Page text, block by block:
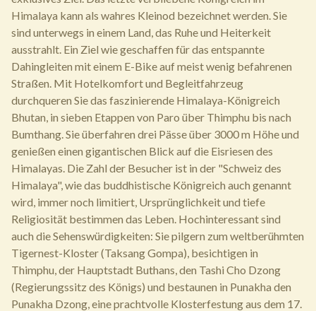
Himalaya kann als wahres Kleinod bezeichnet werden. Sie
sind unterwegs in einem Land, das Ruhe und Heiterkeit
ausstrahlt. Ein Ziel wie geschaffen für das entspannte
Dahingleiten mit einem E-Bike auf meist wenig befahrenen
Straßen. Mit Hotelkomfort und Begleitfahrzeug
durchqueren Sie das faszinierende Himalaya-Königreich
Bhutan, in sieben Etappen von Paro über Thimphu bis nach
Bumthang. Sie überfahren drei Pässe über 3000 m Höhe und
genießen einen gigantischen Blick auf die Eisriesen des
Himalayas. Die Zahl der Besucher ist in der "Schweiz des
Himalaya", wie das buddhistische Königreich auch genannt
wird, immer noch limitiert, Ursprünglichkeit und tiefe
Religiosität bestimmen das Leben. Hochinteressant sind
auch die Sehenswürdigkeiten: Sie pilgern zum weltberühmten
Tigernest-Kloster (Taksang Gompa), besichtigen in
Thimphu, der Hauptstadt Buthans, den Tashi Cho Dzong
(Regierungssitz des Königs) und bestaunen in Punakha den
Punakha Dzong, eine prachtvolle Klosterfestung aus dem 17.